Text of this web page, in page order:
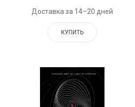
Доставка за 14–20 дней
КУПИТЬ